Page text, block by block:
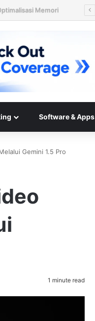
pada 2027
Software & Apps
Gemini 1.5 Pro
1 minute read